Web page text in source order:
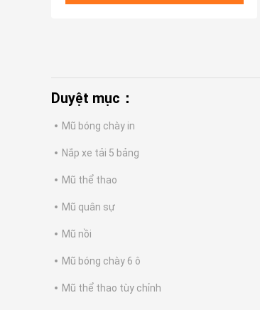
Duyệt mục：
Mũ bóng chày in
Nắp xe tải 5 bảng
Mũ thể thao
Mũ quân sự
Mũ nồi
Mũ bóng chày 6 ô
Mũ thể thao tùy chỉnh